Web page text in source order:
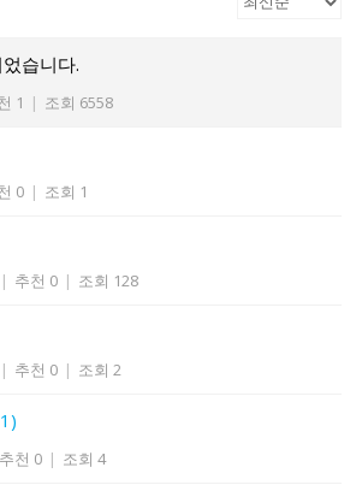
습니다.
1 | 조회 6558
0 | 조회 1
| 추천 0 | 조회 128
| 추천 0 | 조회 2
추천 0 | 조회 4